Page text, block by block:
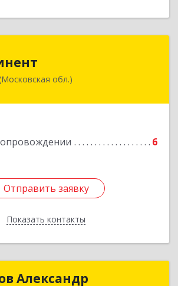
обл.)
6
Отправить заявку
Показать контакты
область, Красноармейск,
Отправить заявку
Назад
Александр
ИП Поляков Александр